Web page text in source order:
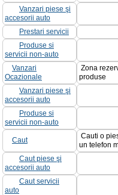
Vanzari piese şi
accesorii auto
Prestari servicii
Produse si
servicii non-auto
Vanzari
Ocazionale
Zona
produse
Vanzari piese şi
accesorii auto
Produse si
servicii non-auto
Caut
Cauti o
un telefon
Caut piese şi
accesorii auto
Caut servicii
auto